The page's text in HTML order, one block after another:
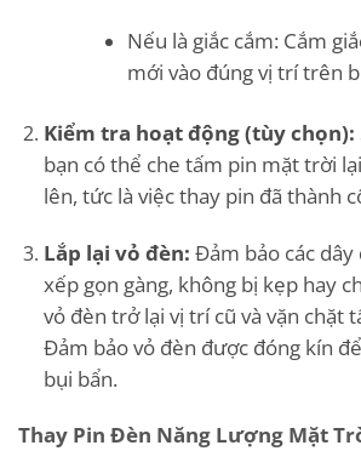
Nếu là giắc cắm: Cắm
mới vào đúng vị trí trên
Kiểm tra hoạt động (tùy chọn):
bạn có thể che tấm pin mặt trời
lên, tức là việc thay pin đã thành
Lắp lại vỏ đèn: Đảm bảo các
xếp gọn gàng, không bị kẹp hay
vỏ đèn trở lại vị trí cũ và vặn chặt
Đảm bảo vỏ đèn được đóng kín
bụi bẩn.
Thay Pin Đèn Năng Lượng Mặt